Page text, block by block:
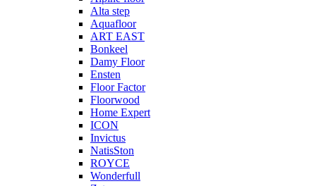
Alta step
Aquafloor
ART EAST
Bonkeel
Damy Floor
Ensten
Floor Factor
Floorwood
Home Expert
ICON
Invictus
NatisSton
ROYCE
Wonderfull